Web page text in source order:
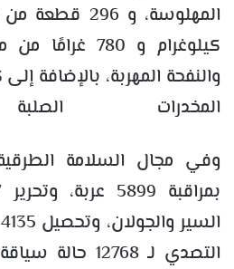
كيلوغرام و
المخدرات
وفي مجال السلامة